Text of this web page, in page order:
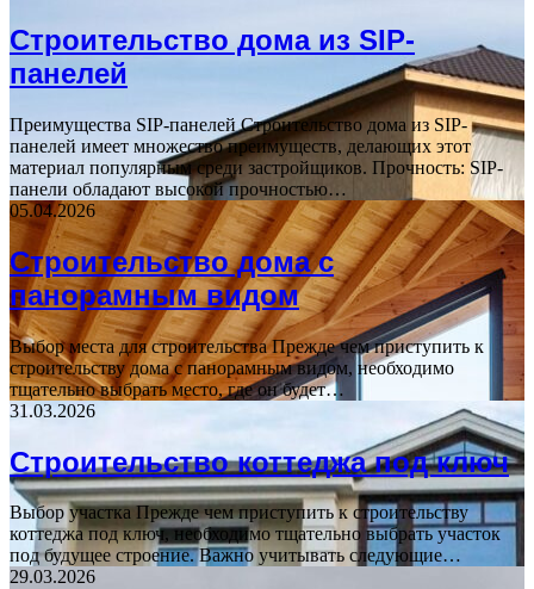
Строительство дома из SIP-
панелей
Преимущества SIP-панелей Строительство дома из SIP-
панелей имеет множество преимуществ, делающих этот
материал популярным среди застройщиков. Прочность: SIP-
панели обладают высокой прочностью…
05.04.2026
Строительство дома с
панорамным видом
Выбор места для строительства Прежде чем приступить к
строительству дома с панорамным видом, необходимо
тщательно выбрать место, где он будет…
31.03.2026
Строительство коттеджа под ключ
Выбор участка Прежде чем приступить к строительству
коттеджа под ключ, необходимо тщательно выбрать участок
под будущее строение. Важно учитывать следующие…
29.03.2026